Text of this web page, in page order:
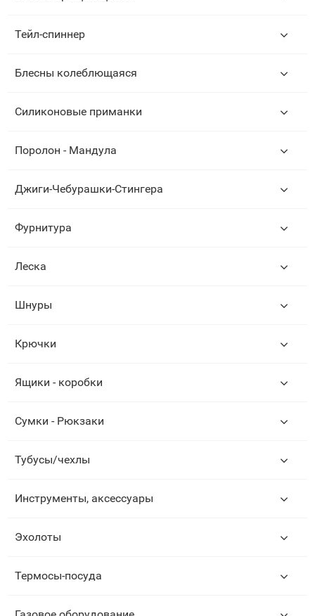
Тейл-спиннер
Блесны колеблющаяся
Силиконовые приманки
Поролон - Мандула
Джиги-Чебурашки-Стингера
Фурнитура
Леска
Шнуры
Крючки
Ящики - коробки
Сумки - Рюкзаки
Тубусы/чехлы
Инструменты, аксессуары
Эхолоты
Термосы-посуда